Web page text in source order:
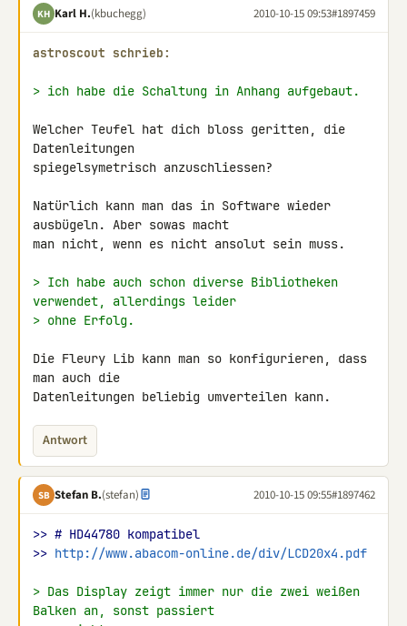
KH Karl H.(kbuchegg) 2010-10-15 09:53#1897459
astroscout schrieb:
> ich habe die Schaltung in Anhang aufgebaut.
Welcher Teufel hat dich bloss geritten, die
Datenleitungen
spiegelsymetrisch anzuschliessen?
Natürlich kann man das in Software wieder
ausbügeln. Aber sowas macht
man nicht, wenn es nicht ansolut sein muss.
> Ich habe auch schon diverse Bibliotheken
verwendet, allerdings leider
> ohne Erfolg.
Die Fleury Lib kann man so konfigurieren, dass
man auch die
Datenleitungen beliebig umverteilen kann.
Antwort
SB Stefan B.(stefan) 2010-10-15 09:55#1897462
>> # HD44780 kompatibel
>> http://www.abacom-online.de/div/LCD20x4.pdf
> Das Display zeigt immer nur die zwei weißen
Balken an, sonst passiert